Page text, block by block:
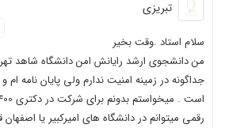
تبریزی
سلام استاد .وقت بخیر
من دانشجوی ارشد رایانش امن دانشگاه شاهد
رقمی میتوانم در دانشگاه های امیرکبیر یا